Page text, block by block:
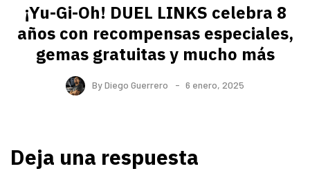
¡Yu-Gi-Oh! DUEL LINKS celebra 8
años con recompensas especiales,
gemas gratuitas y mucho más
ByDiego Guerrero 6 enero, 2025
Deja una respuesta